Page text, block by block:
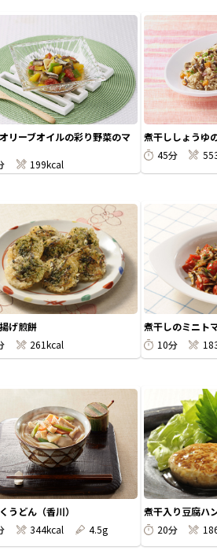
リーブオイルの彩り野菜のマ
199kcal
煮干ししょうゆ
45分
げ煎餅
261kcal
煮干しのミニト
10分
うどん（香川）
344kcal 4.5g
煮干入り豆腐ハ
20分